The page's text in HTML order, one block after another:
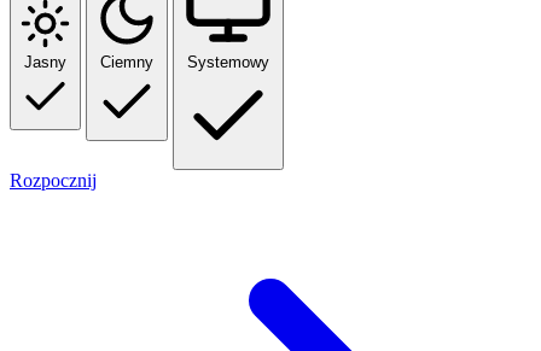
Jasny Ciemny Systemowy
Rozpocznij